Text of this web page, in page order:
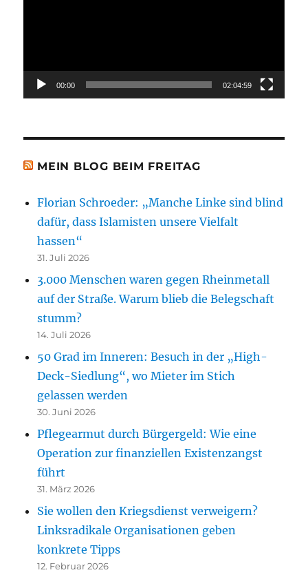
00:00 02:04:59
MEIN BLOG BEIM FREITAG
Florian Schroeder: „Manche Linke sind blind
dafür, dass Islamisten unsere Vielfalt
hassen“
31. Juli 2026
3.000 Menschen waren gegen Rheinmetall
auf der Straße. Warum blieb die Belegschaft
stumm?
14. Juli 2026
50 Grad im Inneren: Besuch in der „High-
Deck-Siedlung“, wo Mieter im Stich
gelassen werden
30. Juni 2026
Pflegearmut durch Bürgergeld: Wie eine
Operation zur finanziellen Existenzangst
führt
31. März 2026
Sie wollen den Kriegsdienst verweigern?
Linksradikale Organisationen geben
konkrete Tipps
12. Februar 2026